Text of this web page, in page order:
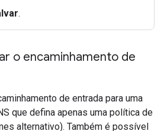
.
o encaminhamento de
de entrada para uma
que defina apenas uma política de
alternativo). Também é possível